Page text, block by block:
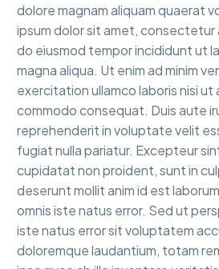
dolore magnam aliquam quaerat
ipsum dolor sit amet, consectetur
do eiusmod tempor incididunt ut
magna aliqua. Ut enim ad minim
exercitation ullamco laboris nisi ut
commodo consequat. Duis aute
reprehenderit in voluptate velit
fugiat nulla pariatur. Excepteur
cupidatat non proident, sunt in
deserunt mollit anim id est
omnis iste natus error. Sed ut
iste natus error sit voluptatem
doloremque laudantium, totam